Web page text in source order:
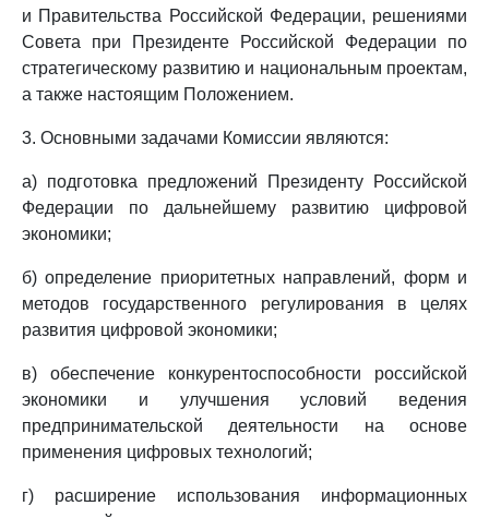
и Правительства Российской Федерации, решениями
Совета при Президенте Российской Федерации по
стратегическому развитию и национальным проектам,
а также настоящим Положением.
3. Основными задачами Комиссии являются:
а) подготовка предложений Президенту Российской
Федерации по дальнейшему развитию цифровой
экономики;
б) определение приоритетных направлений, форм и
методов государственного регулирования в целях
развития цифровой экономики;
в) обеспечение конкурентоспособности российской
экономики и улучшения условий ведения
предпринимательской деятельности на основе
применения цифровых технологий;
г) расширение использования информационных